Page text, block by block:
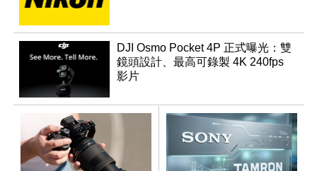
DJI Osmo Pocket 4P 正式曝光：雙
鏡頭設計、最高可錄製 4K 240fps
影片